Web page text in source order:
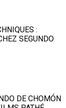
:
SEGUNDO
DE CHOMÓN